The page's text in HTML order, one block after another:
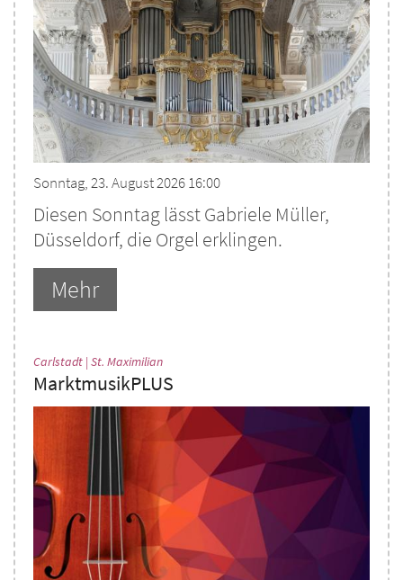
Sonntag, 23. August 2026 16:00
Diesen Sonntag lässt Gabriele Müller,
Düsseldorf, die Orgel erklingen.
Mehr
Carlstadt | St. Maximilian:
MarktmusikPLUS